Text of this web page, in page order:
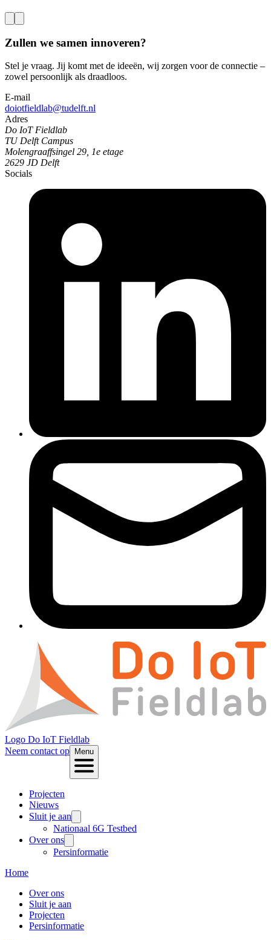
Zullen we samen innoveren?
Stel je vraag. Jij komt met de ideeën, wij zorgen voor de connectie –
zowel persoonlijk als draadloos.
E-mail
doiotfieldlab@tudelft.nl
Adres
Do IoT Fieldlab
TU Delft Campus
Molengraaffsingel 29, 1e etage
2629 JD Delft
Socials
Logo Do IoT Fieldlab
Neem contact op Menu
Projecten
Nieuws
Sluit je aan
Nationaal 6G Testbed
Over ons
Persinformatie
Home
Over ons
Sluit je aan
Projecten
Persinformatie